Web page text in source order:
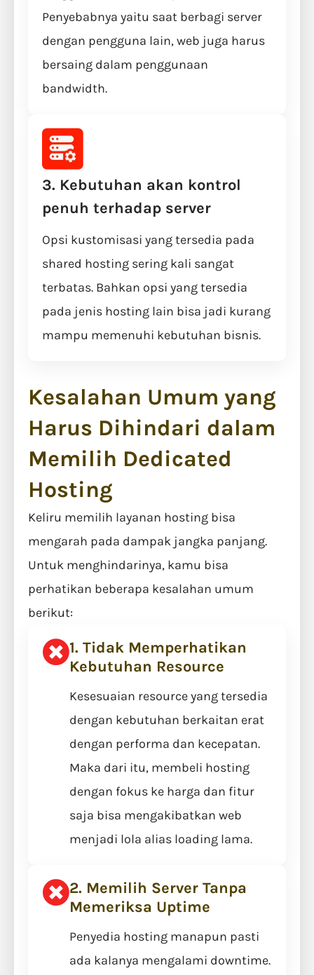
Penyebabnya yaitu saat berbagi server
dengan pengguna lain, web juga harus
bersaing dalam penggunaan
bandwidth.
3. Kebutuhan akan kontrol
penuh terhadap server
Opsi kustomisasi yang tersedia pada
shared hosting sering kali sangat
terbatas. Bahkan opsi yang tersedia
pada jenis hosting lain bisa jadi kurang
mampu memenuhi kebutuhan bisnis.
Kesalahan Umum yang
Harus Dihindari dalam
Memilih Dedicated
Hosting
Keliru memilih layanan hosting bisa
mengarah pada dampak jangka panjang.
Untuk menghindarinya, kamu bisa
perhatikan beberapa kesalahan umum
berikut:
1. Tidak Memperhatikan
Kebutuhan Resource
Kesesuaian resource yang tersedia
dengan kebutuhan berkaitan erat
dengan performa dan kecepatan.
Maka dari itu, membeli hosting
dengan fokus ke harga dan fitur
saja bisa mengakibatkan web
menjadi lola alias loading lama.
2. Memilih Server Tanpa
Memeriksa Uptime
Penyedia hosting manapun pasti
ada kalanya mengalami downtime.